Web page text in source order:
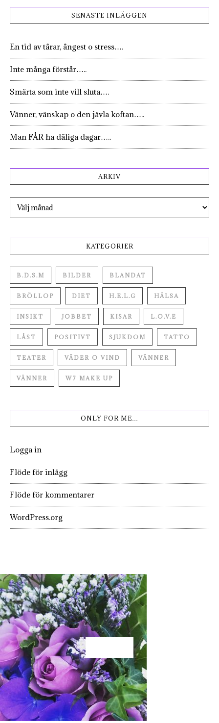
SENASTE INLÄGGEN
En tid av tårar, ångest o stress….
Inte många förstår…..
Smärta som inte vill sluta….
Vänner, vänskap o den jävla koftan…..
Man FÅR ha dåliga dagar…..
ARKIV
Arkiv
KATEGORIER
B.D.S.M BILDER BLANDAT
BRÖLLOP DIET H.E.L.G HÄLSA
INSIKT JOBBET KISAR L.O.V.E
LÅST POSITIVT SJUKDOM TATTO
TEATER VÄDER O VIND VÄNNER
VÄNNER W7 MAKE UP
ONLY FOR ME…
Logga in
Flöde för inlägg
Flöde för kommentarer
WordPress.org